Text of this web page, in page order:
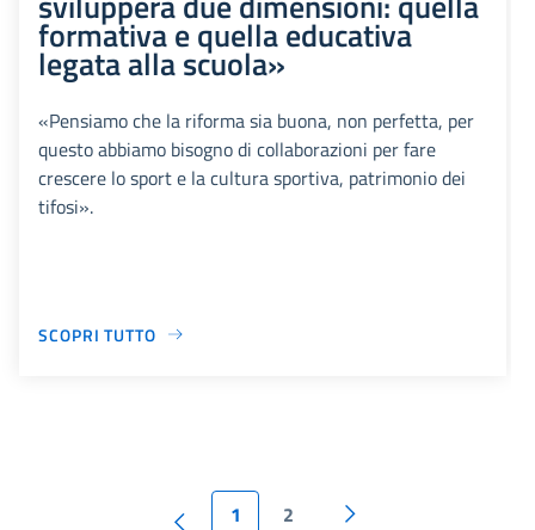
formativa e quella educativa
legata alla scuola»
«Pensiamo che la riforma sia buona, non perfetta, per
questo abbiamo bisogno di collaborazioni per fare
crescere lo sport e la cultura sportiva, patrimonio dei
tifosi».
SCOPRI TUTTO
1 2